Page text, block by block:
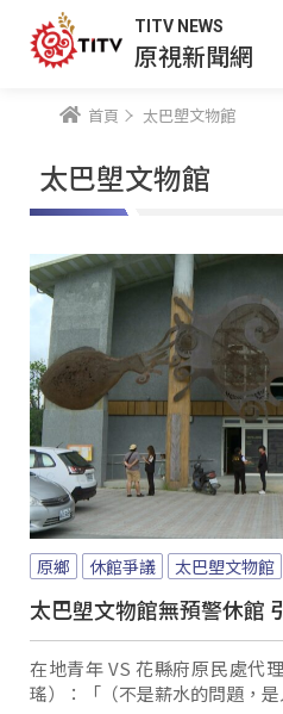
TITV NEWS
原視新聞網
首頁 太巴塱文物館
太巴塱文物館
原鄉 休館爭議 太巴塱文物館
太巴塱文物館無預警休館
在地青年 VS 花縣府原民處代
瑤）：「（不是薪水的問題，是